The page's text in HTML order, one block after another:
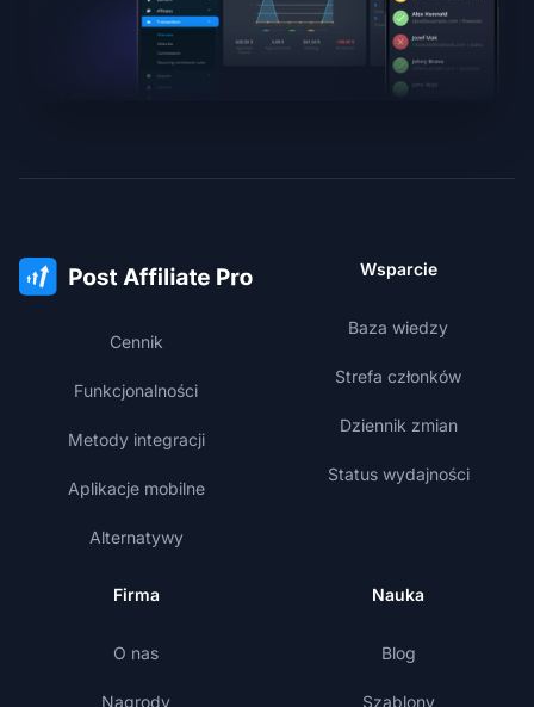
Cennik
Funkcjonalności
Metody integracji
Aplikacje mobilne
Alternatywy
Wsparcie
Baza wiedzy
Strefa członków
Dziennik zmian
Status wydajności
Firma
O nas
Nagrody
Nauka
Blog
Szablony